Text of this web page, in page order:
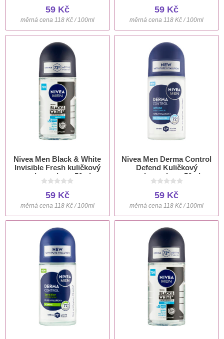
59 Kč
měrná cena 118 Kč / 100ml
59 Kč
měrná cena 118 Kč / 100ml
Nivea Men Black & White
Invisible Fresh kuličkový
antiperspirant 50ml
59 Kč
měrná cena 118 Kč / 100ml
Nivea Men Derma Control
Defend Kuličkový
antiperspirant 50ml
59 Kč
měrná cena 118 Kč / 100ml